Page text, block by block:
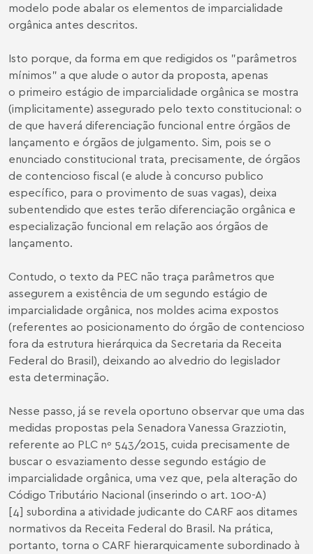
modelo pode abalar os elementos de imparcialidade
orgânica antes descritos.
Isto porque, da forma em que redigidos os "parâmetros
mínimos" a que alude o autor da proposta, apenas
o primeiro estágio de imparcialidade orgânica se mostra
(implicitamente) assegurado pelo texto constitucional: o
de que haverá diferenciação funcional entre órgãos de
lançamento e órgãos de julgamento. Sim, pois se o
enunciado constitucional trata, precisamente, de órgãos
de contencioso fiscal (e alude à concurso publico
específico, para o provimento de suas vagas), deixa
subentendido que estes terão diferenciação orgânica e
especialização funcional em relação aos órgãos de
lançamento.
Contudo, o texto da PEC não traça parâmetros que
assegurem a existência de um segundo estágio de
imparcialidade orgânica, nos moldes acima expostos
(referentes ao posicionamento do órgão de contencioso
fora da estrutura hierárquica da Secretaria da Receita
Federal do Brasil), deixando ao alvedrio do legislador
esta determinação.
Nesse passo, já se revela oportuno observar que uma das
medidas propostas pela Senadora Vanessa Grazziotin,
referente ao PLC nº 543/2015, cuida precisamente de
buscar o esvaziamento desse segundo estágio de
imparcialidade orgânica, uma vez que, pela alteração do
Código Tributário Nacional (inserindo o art. 100-A)
[4] subordina a atividade judicante do CARF aos ditames
normativos da Receita Federal do Brasil. Na prática,
portanto, torna o CARF hierarquicamente subordinado à